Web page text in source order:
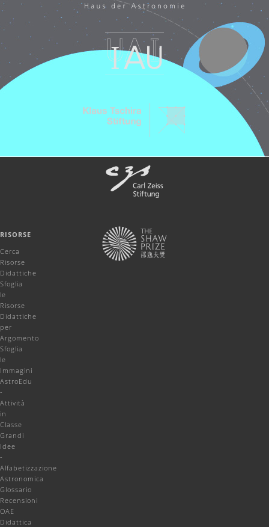
RISORSE
Cerca
Risorse
Didattiche
Sfoglia
le
Risorse
Didattiche
per
Argomento
Sfoglia
le
Immagini
AstroEdu
-
Attività
in
Classe
Grandi
Idee
-
Alfabetizzazione
Astronomica
Glossario
Recensioni
OAE
Didattica